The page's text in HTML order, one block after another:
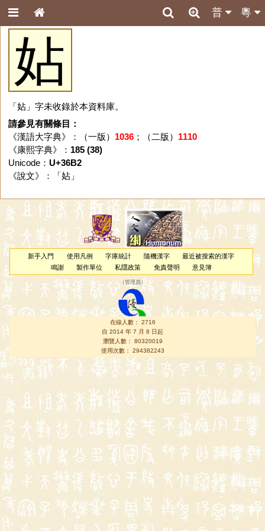
粵
普
㚲
「㚲」字未收錄於本資料庫。
請參見有關條目：
《漢語大字典》：（一版） 1036；（二版） 1110
《康熙字典》： 185 (38)
Unicode： U+36B2
《說文》：「 㚲 」
新手入門 使用凡例 字庫統計 隨機漢字
最近被搜索的漢字
鳴謝
製作單位 私隱政策 免責聲明 意見簿
（管理員 ）
在線人數： 2716
自 2014 年 7 月 8 日起
瀏覽人數： 80320019
使用次數： 294382243